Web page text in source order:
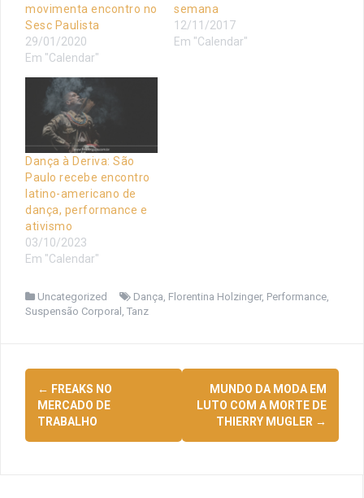
movimenta encontro no
Sesc Paulista
29/01/2020
Em "Calendar"
semana
12/11/2017
Em "Calendar"
Dança à Deriva: São
Paulo recebe encontro
latino-americano de
dança, performance e
ativismo
03/10/2023
Em "Calendar"
Uncategorized Dança Florentina Holzinger, Performance
Suspensão Corporal
Tanz
Navegação
de
posts
← FREAKS NO
MERCADO DE
TRABALHO
MUNDO DA MODA EM
LUTO COM A MORTE DE
THIERRY MUGLER →